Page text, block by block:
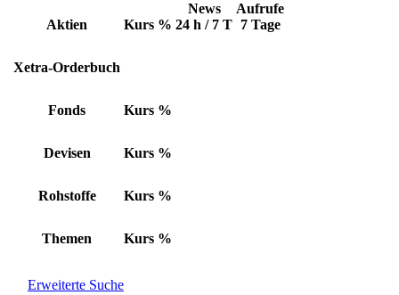
Aktien Kurs %
News
24 h / 7 T
Aufrufe
7 Tage
Xetra-Orderbuch
Fonds Kurs %
Devisen Kurs %
Rohstoffe Kurs %
Themen Kurs %
Erweiterte Suche